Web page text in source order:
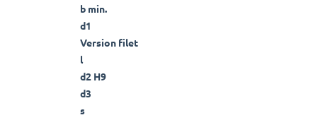
b min.
d1
Version filet
l
d2 H9
d3
s